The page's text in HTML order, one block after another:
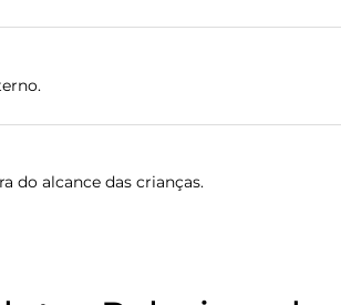
do alcance das crianças.